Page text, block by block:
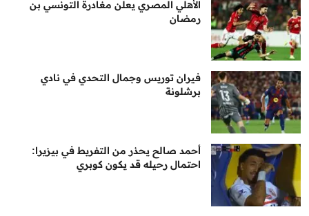
الأهلي المصري يعلن مغادرة التونسي بن
رمضان
فيران توريس وجمال التحدي في نادي
برشلونة
أحمد صالح يحذر من التفريط في بيزيرا:
احتمال رحيله قد يكون كوبري